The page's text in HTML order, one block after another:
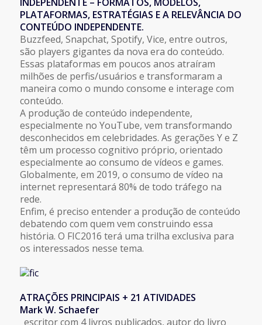
PLATAFORMAS, ESTRATÉGIAS E A RELEVÂNCIA DO
CONTEÚDO INDEPENDENTE.
Buzzfeed, Snapchat, Spotify, Vice, entre outros,
são players gigantes da nova era do conteúdo.
Essas plataformas em poucos anos atraíram
milhões de perfis/usuários e transformaram a
maneira como o mundo consome e interage com
conteúdo.
A produção de conteúdo independente,
especialmente no YouTube, vem transformando
desconhecidos em celebridades. As gerações Y e Z
têm um processo cognitivo próprio, orientado
especialmente ao consumo de vídeos e games.
Globalmente, em 2019, o consumo de vídeo na
internet representará 80% de todo tráfego na
rede.
Enfim, é preciso entender a produção de conteúdo
debatendo com quem vem construindo essa
história. O FIC2016 terá uma trilha exclusiva para
os interessados nesse tema.
ATRAÇÕES PRINCIPAIS + 21 ATIVIDADES
Mark W. Schaefer
_escritor com 4 livros publicados, autor do livro